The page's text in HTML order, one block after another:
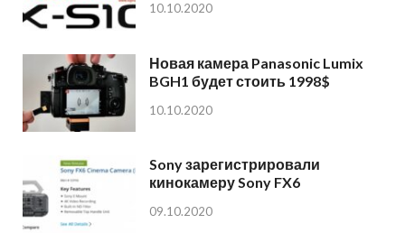
10.10.2020
Новая камера Panasonic Lumix
BGH1 будет стоить 1998$
10.10.2020
Sony зарегистрировали
кинокамеру Sony FX6
09.10.2020